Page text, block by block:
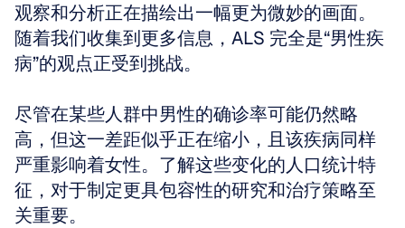
观察和分析正在描绘出一幅更为微妙的画面。
随着我们收集到更多信息，ALS 完全是“男性疾
病”的观点正受到挑战。
尽管在某些人群中男性的确诊率可能仍然略
高，但这一差距似乎正在缩小，且该疾病同样
严重影响着女性。了解这些变化的人口统计特
征，对于制定更具包容性的研究和治疗策略至
关重要。